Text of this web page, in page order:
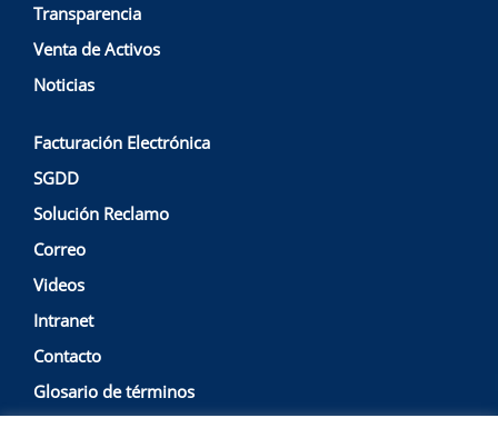
Transparencia
Venta de Activos
Noticias
Facturación Electrónica
SGDD
Solución Reclamo
Correo
Videos
Intranet
Contacto
Glosario de términos